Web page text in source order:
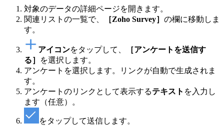
対象のデータの詳細ページを開きます。
関連リストの一覧で、
［Zoho Survey］ の欄に移動しま
す。
アイコンをタップして、
［アンケートを送信す
る］
を選択します。
アンケートを選択します。リンクが自動で生成されま
す。
アンケートのリンクとして表示するテキスト を入力し
ます（任意）。
をタップして送信します。